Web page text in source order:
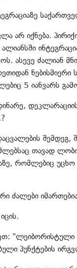
არ იქნება.
ასევე ძალიან
5 იანვარს
თავად
რომლებიც უცხო
ძალები
პუნქტების